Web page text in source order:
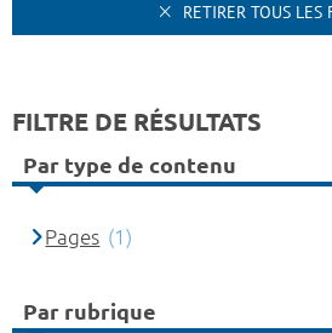
RETIRER TOUS LES
FILTRE DE RÉSULTATS
Par type de contenu
Pages (1)
Par rubrique